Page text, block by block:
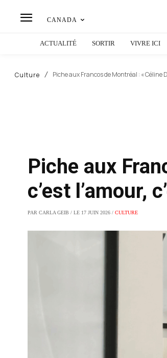
CANADA
ACTUALITÉ SORTIR VIVRE ICI
Culture Piche aux Francos de Montréal : « Céline
Piche aux
c’est l’amour,
PAR CARLA GEIB / LE 17 JUIN 2026 / CULTURE